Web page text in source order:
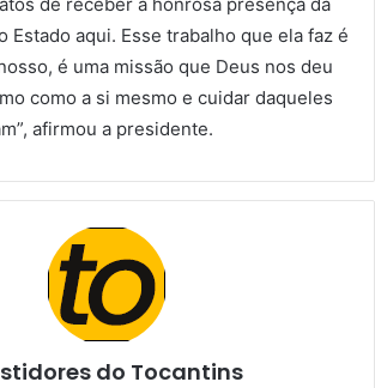
Estado aqui. Esse trabalho que ela faz é
é uma missão que Deus nos deu
como a si mesmo e cuidar daqueles
afirmou a presidente.
do Tocantins